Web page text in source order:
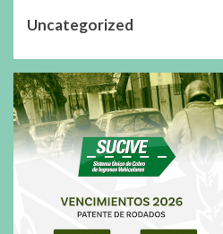
Uncategorized